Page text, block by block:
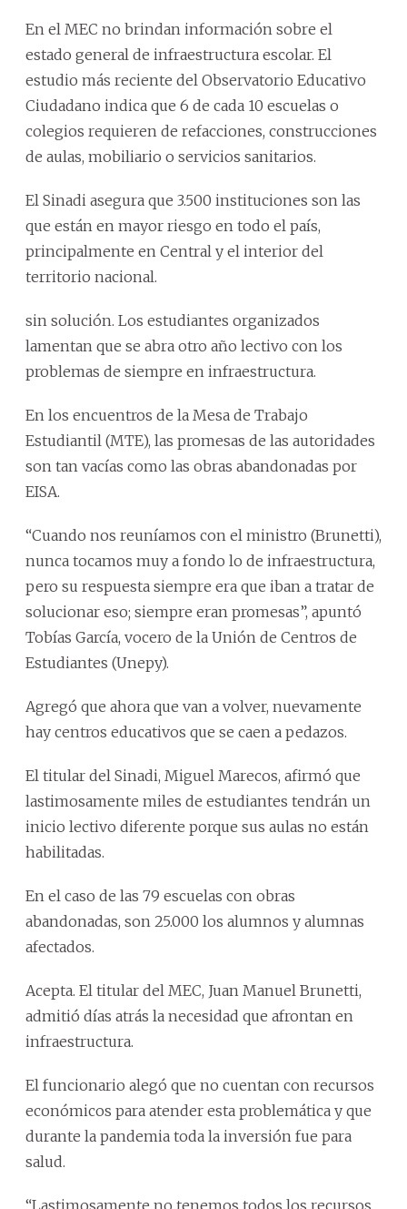
En el MEC no brindan información sobre el
estado general de infraestructura escolar. El
estudio más reciente del Observatorio Educativo
Ciudadano indica que 6 de cada 10 escuelas o
colegios requieren de refacciones, construcciones
de aulas, mobiliario o servicios sanitarios.
El Sinadi asegura que 3.500 instituciones son las
que están en mayor riesgo en todo el país,
principalmente en Central y el interior del
territorio nacional.
sin solución. Los estudiantes organizados
lamentan que se abra otro año lectivo con los
problemas de siempre en infraestructura.
En los encuentros de la Mesa de Trabajo
Estudiantil (MTE), las promesas de las autoridades
son tan vacías como las obras abandonadas por
EISA.
“Cuando nos reuníamos con el ministro (Brunetti),
nunca tocamos muy a fondo lo de infraestructura,
pero su respuesta siempre era que iban a tratar de
solucionar eso; siempre eran promesas”, apuntó
Tobías García, vocero de la Unión de Centros de
Estudiantes (Unepy).
Agregó que ahora que van a volver, nuevamente
hay centros educativos que se caen a pedazos.
El titular del Sinadi, Miguel Marecos, afirmó que
lastimosamente miles de estudiantes tendrán un
inicio lectivo diferente porque sus aulas no están
habilitadas.
En el caso de las 79 escuelas con obras
abandonadas, son 25.000 los alumnos y alumnas
afectados.
Acepta. El titular del MEC, Juan Manuel Brunetti,
admitió días atrás la necesidad que afrontan en
infraestructura.
El funcionario alegó que no cuentan con recursos
económicos para atender esta problemática y que
durante la pandemia toda la inversión fue para
salud.
“Lastimosamente no tenemos todos los recursos